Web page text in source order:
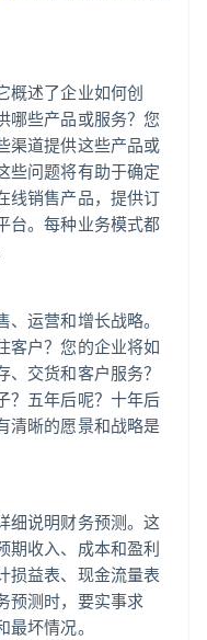
概述了企业如何创
哪些产品或服务？您
渠道提供这些产品或
些问题将有助于确定
线销售产品，提供订
台。每种业务模式都
运营和增长战略。
客户？您的企业将如
交货和客户服务？
？五年后呢？十年后
清晰的愿景和战略是
细说明财务预测。这
期收入、成本和盈利
损益表、现金流量表
预测时，要实事求
坏情况。